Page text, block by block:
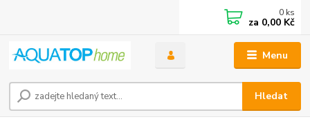
Menu
Hledat
0 ks
za 0,00 Kč